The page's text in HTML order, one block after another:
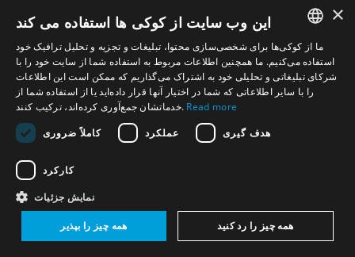
ما را دنبال کنید
به خبرنامۀ پروژۀ خاورمیانه عاری از سلاحهای کشتار
جمعی بپیوندید.
ENGLISH
ARABIC
× این وب سایت از کوکی ها استفاده می کند
ما از کوکی‌ها برای شخصی‌سازی محتوا، تبلیغات و تجزیه و تحلیل ترافیک خود
استفاده می‌کنیم. ما همچنین اطلاعات مربوط به استفاده شما از سایت خود را با
شرکای تبلیغاتی و تحلیلی خود به اشتراک می‌گذاریم که ممکن است این اطلاعات
را با سایر اطلاعاتی که شما در اختیار آنها قرار داده‌اید یا از استفاده شما از
خدماتشان جمع‌آوری کرده‌اند، ترکیب کنند. Read more
کاملاً ضروری
عملکرد هدف گیری
کارکرد
نمایش جزئیات
همه چیز را بپذیر همه چیز را رد کنید